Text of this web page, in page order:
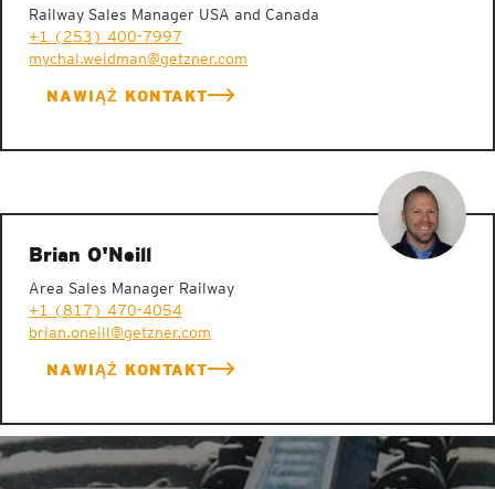
Railway Sales Manager USA and Canada
+1 (253) 400-7997
mychal.weidman@getzner.com
NAWIĄŻ KONTAKT
Brian O'Neill
Area Sales Manager Railway
+1 (817) 470-4054
brian.oneill@getzner.com
NAWIĄŻ KONTAKT